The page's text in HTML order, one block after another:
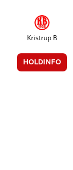
Kristrup B
HOLDINFO